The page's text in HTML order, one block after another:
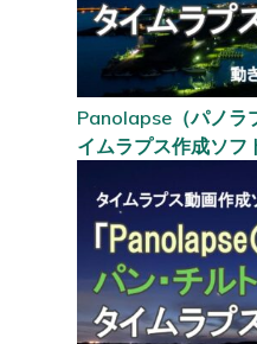
Panolapse（パノラ
イムラプス作成ソフ